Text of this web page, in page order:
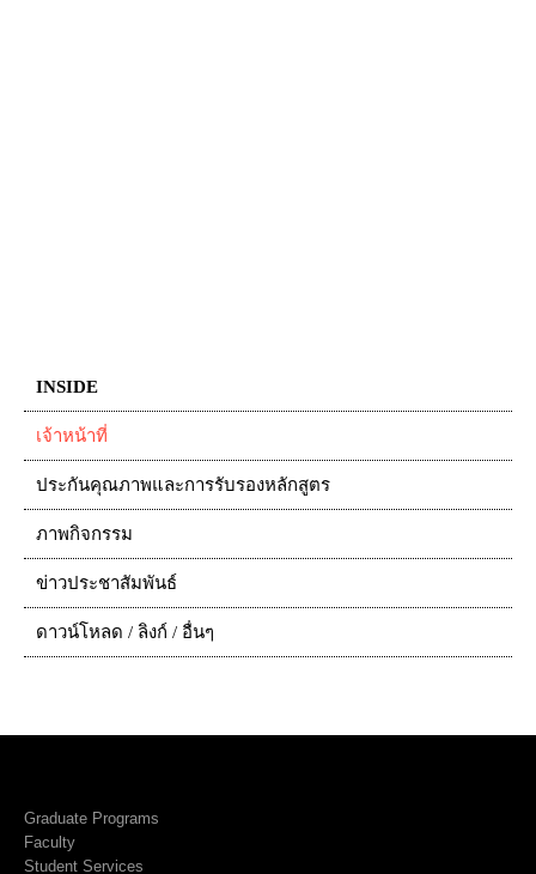
INSIDE
เจ้าหน้าที่
ประกันคุณภาพและการรับรองหลักสูตร
ภาพกิจกรรม
ข่าวประชาสัมพันธ์
ดาวน์โหลด / ลิงก์ / อื่นๆ
Graduate Programs
Faculty
Student Services